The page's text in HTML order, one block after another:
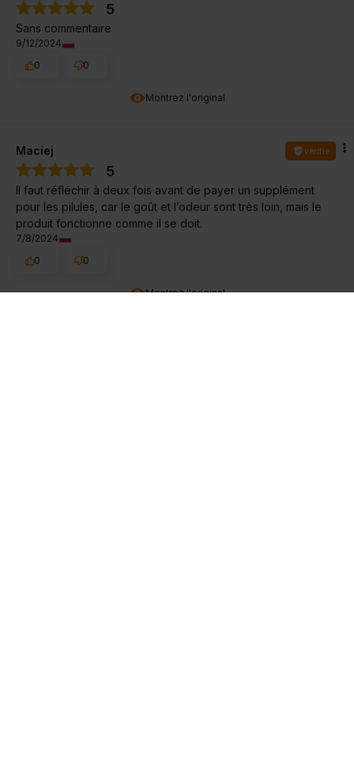
Montrez l'original
5
Sans commentaire
9/12/2024
0
0
Montrez l'original
Maciej vérifié
5
Il faut réfléchir à deux fois avant de payer un supplément
pour les pilules, car le goût et l’odeur sont très loin, mais le
produit fonctionne comme il se doit.
7/8/2024
0
0